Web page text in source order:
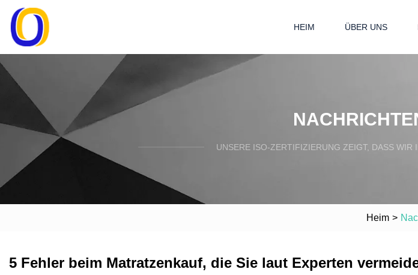
HEIM ÜBER UNS
UNSERE ISO-ZERTIFIZIERUNG ZEIGT, DASS WIR
Heim >
5 Fehler beim Matratzenkauf, die Sie laut Experten